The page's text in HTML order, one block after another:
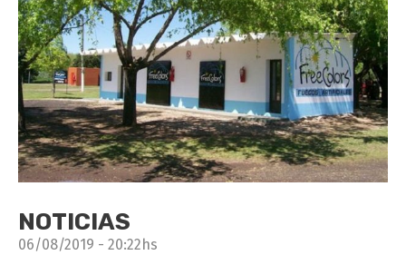
NOTICIAS
06/08/2019 - 20:22hs